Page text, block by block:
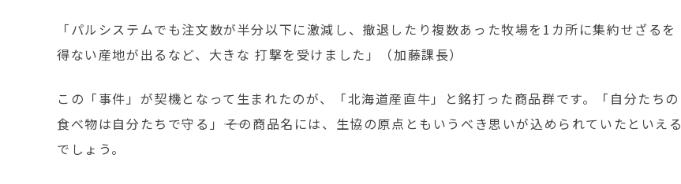
「パルシステムでも注文数が半分以下に激減し、撤退したり複数あった牧場を1カ所に集約せざるを
得ない産地が出るなど、大きな 打撃を受けました」（加藤課長）
この「事件」が契機となって生まれたのが、「北海道産直牛」と銘打った商品群です。「自分たちの
食べ物は自分たちで守る」――その商品名には、生協の原点ともいうべき思いが込められていたといえる
でしょう。